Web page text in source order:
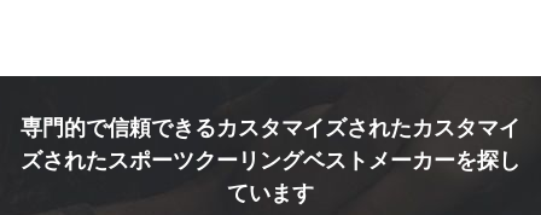
専門的で信頼できるカスタマイズされたカスタマイ
ズされたスポーツクーリングベストメーカーを探し
ています